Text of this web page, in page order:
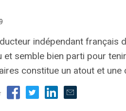
indépendant français
et semble bien parti pour
constitue un atout et